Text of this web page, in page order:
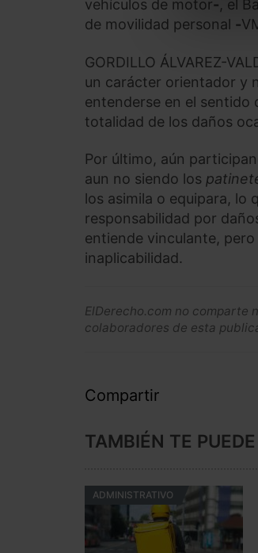
vehículos de motor-, el
de movilidad personal -
GORDILLO ÁLVAREZ-
un carácter orientador y
entenderse en el sentido
totalidad de los daños
Por último, aún
aun no siendo los
los asimila o equipara, lo
responsabilidad por
entiende vinculante, pero
inaplicabilidad.
ElDerecho.com no comparte
colaboradores de esta
Compartir
TAMBIÉN TE
ADMINISTRATIVO